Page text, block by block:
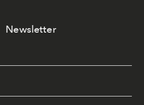
Newsletter